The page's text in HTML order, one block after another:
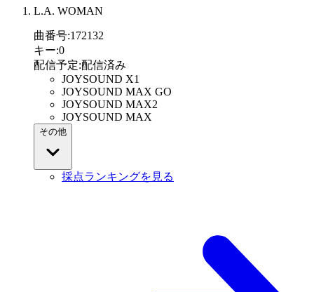
L.A. WOMAN
曲番号:172132
キー:0
配信予定:配信済み
JOYSOUND X1
JOYSOUND MAX GO
JOYSOUND MAX2
JOYSOUND MAX
その他
採点ランキングを見る